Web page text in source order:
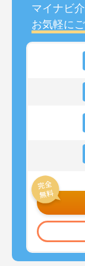
マイナビ
お気軽に